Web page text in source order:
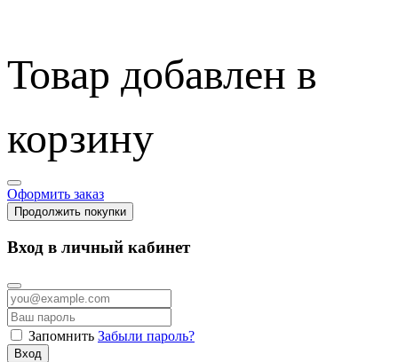
Товар добавлен в
корзину
Оформить заказ
Продолжить покупки
Вход в личный кабинет
Запомнить Забыли пароль?
Вход